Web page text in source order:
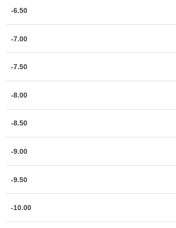
-6.50
-7.00
-7.50
-8.00
-8.50
-9.00
-9.50
-10.00